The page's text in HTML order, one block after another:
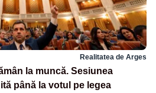
Realitatea de Arges
la muncă. Sesiunea
până la votul pe legea